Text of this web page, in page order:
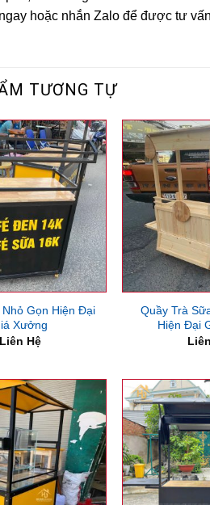
hoặc nhắn Zalo để được tư
TƯƠNG TỰ
Gọn Hiện Đại
Xưởng
Liên Hệ
Quầy Trà
Hiện Đại